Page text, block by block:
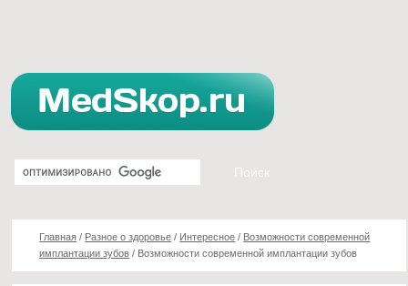
Главная / Разное о здоровье / Интересное / Возможности современной
имплантации зубов / Возможности современной имплантации зубов